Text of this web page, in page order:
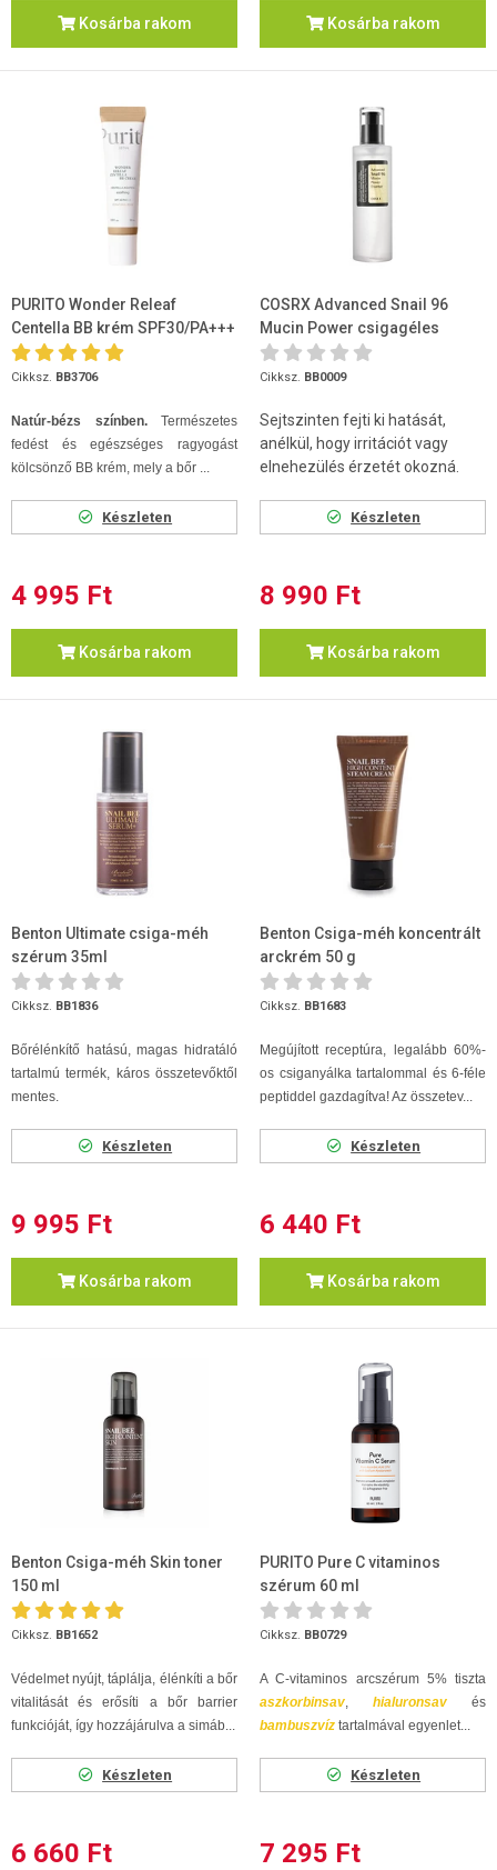
Kosárba rakom Kosárba rakom
PURITO Wonder Releaf
Centella BB krém SPF30/PA+++
#23 30ml
Cikksz. BB3706
Natúr-bézs színben.Természetes
fedést és egészséges ragyogást
kölcsönző BB krém, mely a bőr ...
Készleten
4 995 Ft
Kosárba rakom
COSRX Advanced Snail 96
Mucin Power csigagéles
esszencia 100 ml
Cikksz. BB0009
Sejtszinten fejti ki hatását,
anélkül, hogy irritációt vagy
elnehezülés érzetét okozná.
Készleten
8 990 Ft
Kosárba rakom
Benton Ultimate csiga-méh
szérum 35ml
Cikksz. BB1836
Bőrélénkítő hatású, magas hidratáló
tartalmú termék, káros összetevőktől
mentes.
Készleten
9 995 Ft
Kosárba rakom
Benton Csiga-méh koncentrált
arckrém 50 g
Cikksz. BB1683
Megújított receptúra, legalább 60%-
os csiganyálka tartalommal és 6-féle
peptiddel gazdagítva! Az összetev...
Készleten
6 440 Ft
Kosárba rakom
Benton Csiga-méh Skin toner
150 ml
Cikksz. BB1652
Védelmet nyújt, táplálja, élénkíti a bőr
vitalitását és erősíti a bőr barrier
funkcióját, így hozzájárulva a simáb...
Készleten
6 660 Ft
PURITO Pure C vitaminos
szérum 60 ml
Cikksz. BB0729
A C-vitaminos arcszérum 5% tiszta
aszkorbinsav, hialuronsav és
bambuszvíz tartalmával egyenlet...
Készleten
7 295 Ft